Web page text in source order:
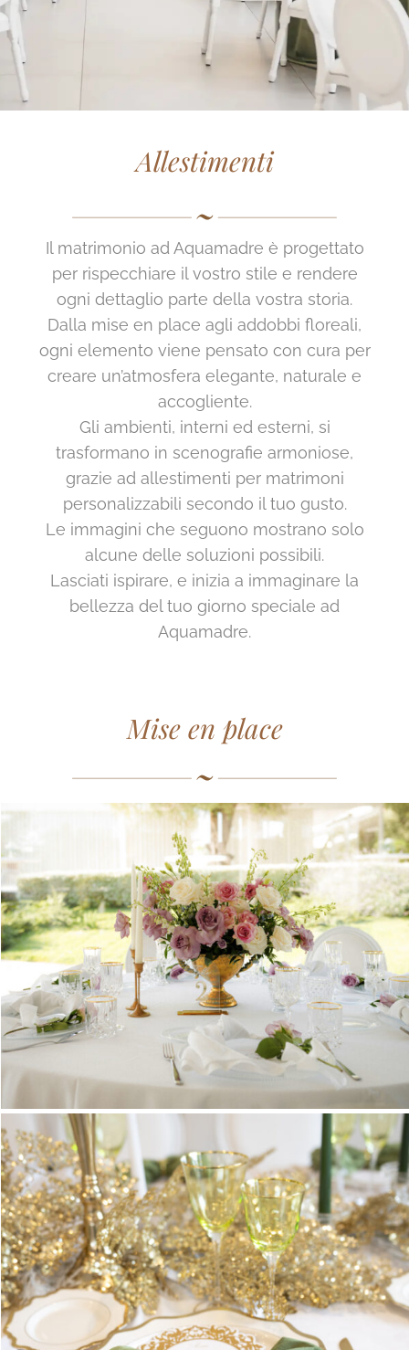
Allestimenti
Il matrimonio ad Aquamadre è progettato
per rispecchiare il vostro stile e rendere
ogni dettaglio parte della vostra storia.
Dalla mise en place agli addobbi floreali,
ogni elemento viene pensato con cura per
creare un’atmosfera elegante, naturale e
accogliente.
Gli ambienti, interni ed esterni, si
trasformano in scenografie armoniose,
grazie ad allestimenti per matrimoni
personalizzabili secondo il tuo gusto.
Le immagini che seguono mostrano solo
alcune delle soluzioni possibili.
Lasciati ispirare, e inizia a immaginare la
bellezza del tuo giorno speciale ad
Aquamadre.
Mise en place